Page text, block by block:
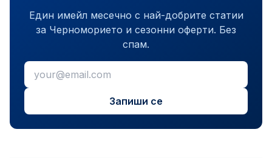
Един имейл месечно с най-добрите статии
за Черноморието и сезонни оферти. Без
спам.
Запиши се